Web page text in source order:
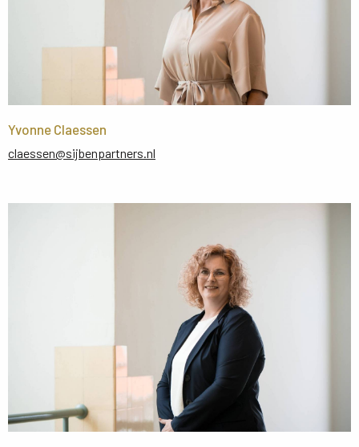
Yvonne Claessen
claessen@sijbenpartners.nl